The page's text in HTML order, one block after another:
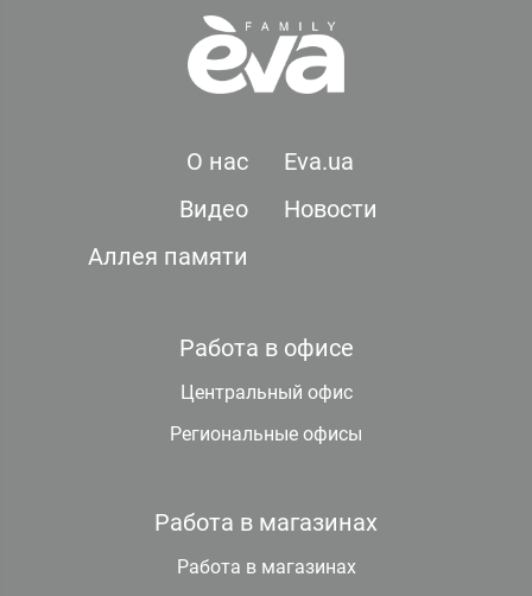
О нас
Eva.ua
Видео
Новости
Аллея памяти
Работа в офисе
Центральный офис
Региональные офисы
Работа в магазинах
Работа в магазинах